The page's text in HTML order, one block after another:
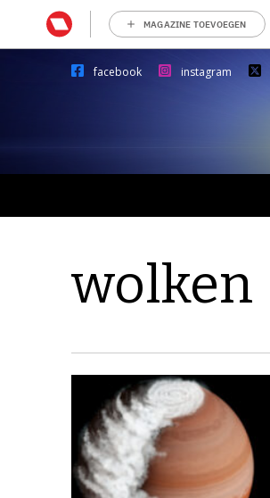
MAGAZINE TOEVOEGEN
facebook instagram
wolken